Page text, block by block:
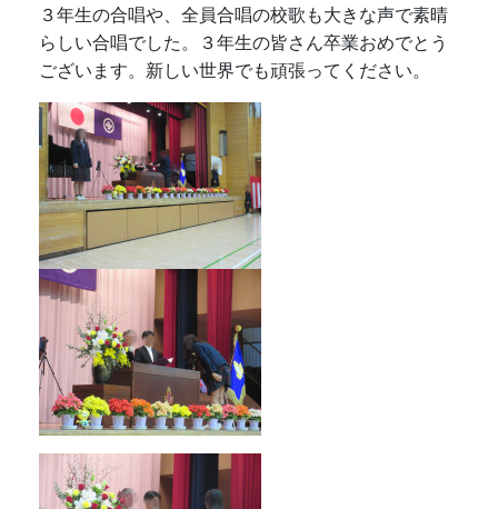
３年生の合唱や、全員合唱の校歌も大きな声で素晴
らしい合唱でした。３年生の皆さん卒業おめでとう
ございます。新しい世界でも頑張ってください。